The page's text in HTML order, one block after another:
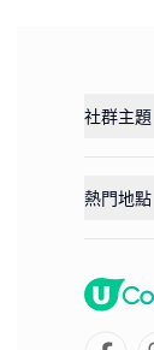
社群主題
熱門地點